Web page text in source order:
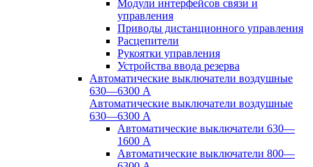
Модули интерфейсов связи и
управления
Приводы дистанционного управления
Расцепители
Рукоятки управления
Устройства ввода резерва
Автоматические выключатели воздушные
630—6300 А
Автоматические выключатели воздушные
630—6300 А
Автоматические выключатели 630—
1600 А
Автоматические выключатели 800—